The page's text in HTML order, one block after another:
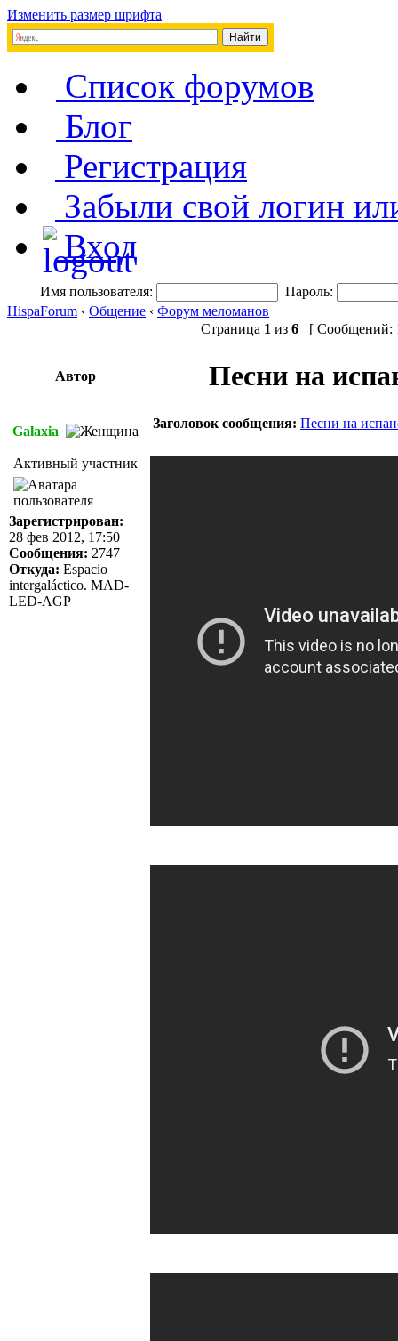
Изменить размер шрифта
Список форумов
Блог
Регистрация
Забыли свой логин
Вход
Имя пользователя:
Пароль:
HispaForum ‹ Общение ‹ Форум меломанов
Страница 1 из 6 [ Сообщений:
Автор Песни на
Galaxia
Заголовок сообщения: Песни на
Активный участник
Зарегистрирован:
28 фев 2012, 17:50
Сообщения: 2747
Откуда: Espacio
intergaláctico. MAD-
LED-AGP